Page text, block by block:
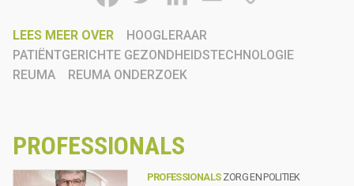
LEES MEER OVER
HOOGLERAAR
PATIËNTGERICHTE GEZONDHEIDSTECHNOLOGIE
REUMA
REUMA ONDERZOEK
PROFESSIONALS
PROFESSIONALS ZORG EN POLITIEK